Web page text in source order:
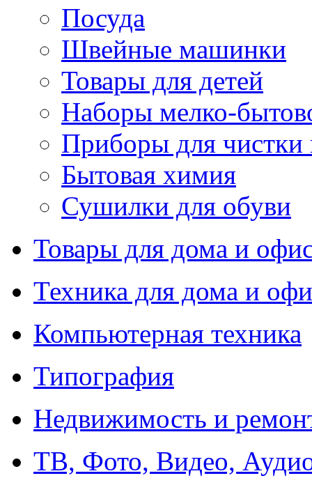
Посуда
Швейные машинки
Товары для детей
Наборы мелко-
Приборы для чистки
Бытовая химия
Сушилки для обуви
Товары для дома и
Техника для дома и
Компьютерная техника
Типография
Недвижимость и
ТВ, Фото, Видео,